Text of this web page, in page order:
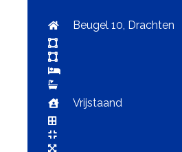
Beugel 10, Drachten
Vrijstaand